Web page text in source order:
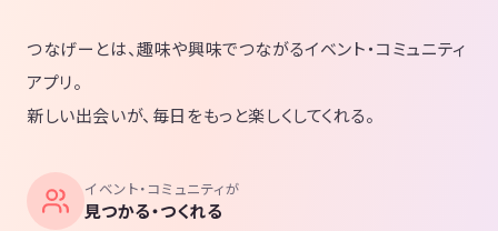
つなげーとは、趣味や興味でつながるイベント・コミュニティ
アプリ。
新しい出会いが、毎日をもっと楽しくしてくれる。
イベント・コミュニティが
見つかる・つくれる